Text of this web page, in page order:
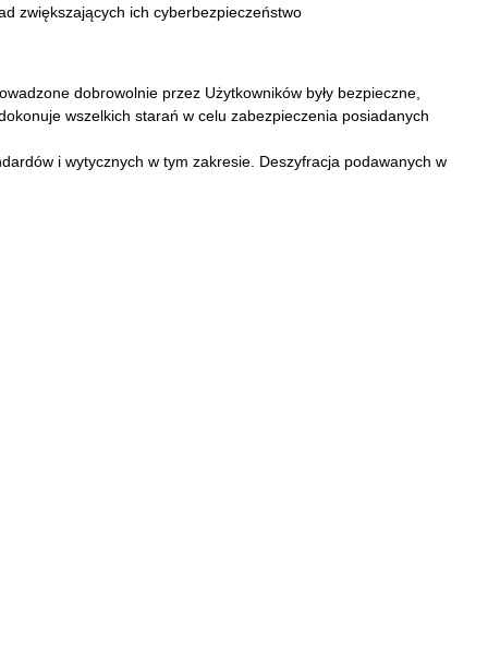
zwiększających ich cyberbezpieczeństwo
dobrowolnie przez Użytkowników były bezpieczne,
wszelkich starań w celu zabezpieczenia posiadanych
i wytycznych w tym zakresie. Deszyfracja podawanych w